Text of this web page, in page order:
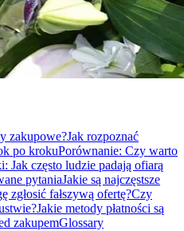
zakupowe?Jak rozpoznać
po krokuPorównanie: Czy warto
Jak często ludzie padają ofiarą
pytaniaJakie są najczęstsze
zgłosić fałszywą ofertę?Czy
Jakie metody płatności są
zakupemGlossary